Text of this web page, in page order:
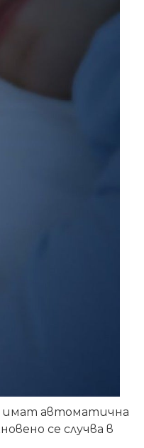
имат автоматична
се случва в